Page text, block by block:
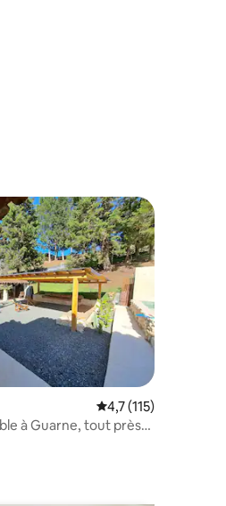
de 255 commentaires : 4,95 sur 5
Évaluation moyenne
4,7 (115)
à Guarne, tout près